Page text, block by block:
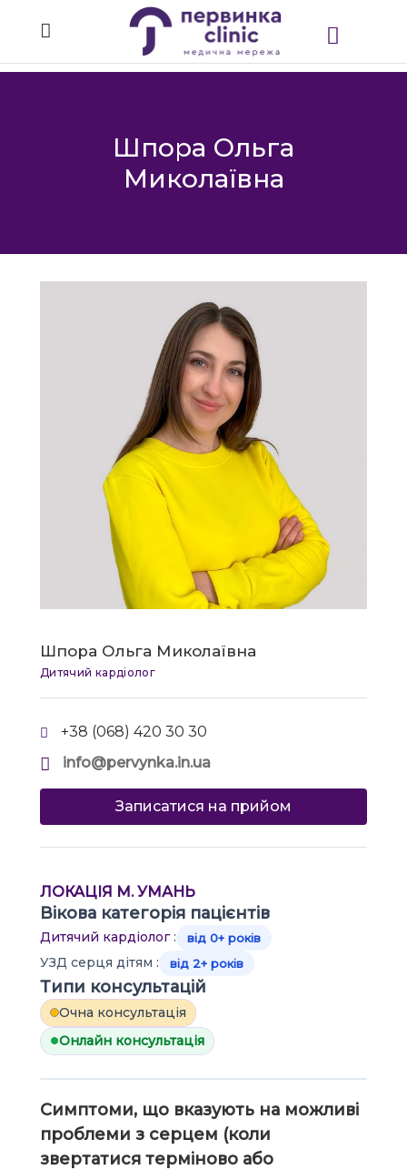
Шпора Ольга
Миколаївна
Шпора Ольга Миколаївна
Дитячий кардіолог
+38 (068) 420 30 30
info@pervynka.in.ua
Записатися на прийом
ЛОКАЦІЯ М. УМАНЬ
Вікова категорія пацієнтів
Дитячий кардіолог: від 0+ років
УЗД серця дітям : від 2+ років
Типи консультацій
Очна консультація
Онлайн консультація
Симптоми, що вказують на можливі
проблеми з серцем (коли
звертатися терміново або